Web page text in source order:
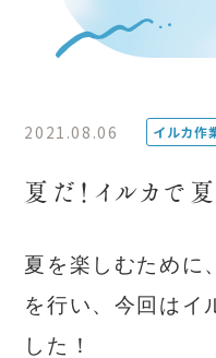
2021.08.06 イルカ作
夏だ！イルカで
夏を楽しむために
を行い、今回はイ
した！